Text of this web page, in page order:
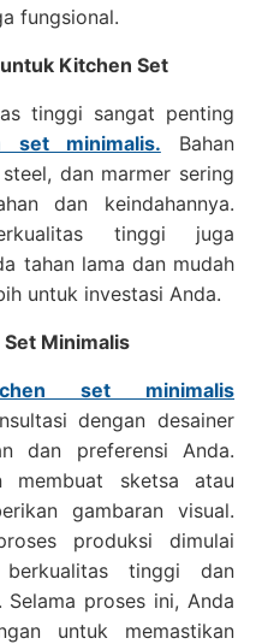
fungsional.
Kitchen Set
tinggi sangat penting
set minimalis. Bahan
dan marmer sering
dan keindahannya.
tinggi juga
tahan lama dan mudah
untuk investasi Anda.
Minimalis
set minimalis
dengan desainer
dan preferensi Anda.
membuat sketsa atau
gambaran visual.
produksi dimulai
tinggi dan
proses ini, Anda
untuk memastikan